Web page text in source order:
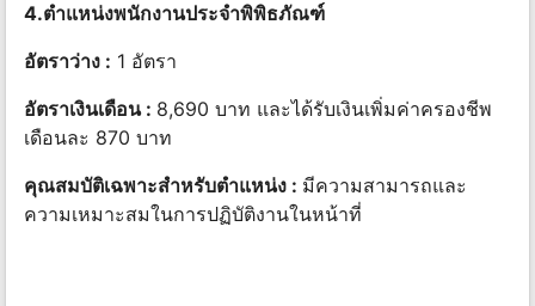
4.ตำแหน่งพนักงานประจำพิพิธภัณฑ์
อัตราว่าง : 1 อัตรา
อัตราเงินเดือน : 8,690 บาท และได้รับเงินเพิ่มค่าครองชีพ
เดือนละ 870 บาท
คุณสมบัติเฉพาะสำหรับตำแหน่ง : มีความสามารถและ
ความเหมาะสมในการปฏิบัติงานในหน้าที่